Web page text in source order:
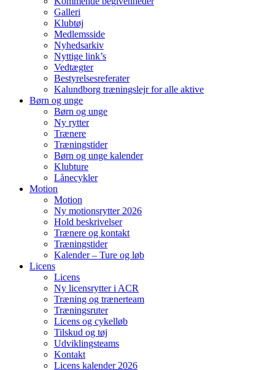
Galleri
Klubtøj
Medlemsside
Nyhedsarkiv
Nyttige link’s
Vedtægter
Bestyrelsesreferater
Kalundborg træningslejr for alle aktive
Børn og unge
Børn og unge
Ny rytter
Trænere
Træningstider
Børn og unge kalender
Klubture
Lånecykler
Motion
Motion
Ny motionsrytter 2026
Hold beskrivelser
Trænere og kontakt
Træningstider
Kalender – Ture og løb
Licens
Licens
Ny licensrytter i ACR
Træning og trænerteam
Træningsruter
Licens og cykelløb
Tilskud og tøj
Udviklingsteams
Kontakt
Licens kalender 2026